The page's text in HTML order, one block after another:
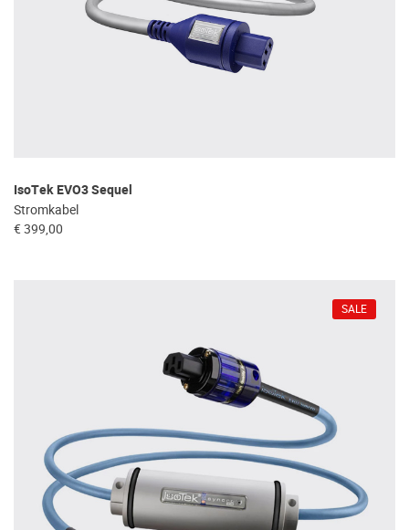
IsoTek EVO3 Sequel
Stromkabel
€ 399,00
SALE